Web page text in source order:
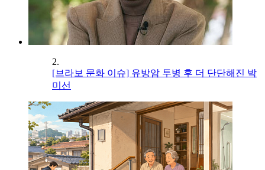
2.
[브라보 문화 이슈] 유방암 투병 후 더 단단해진 박
미선